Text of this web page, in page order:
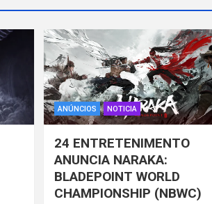
ANÚNCIOS NOTICIA
24 ENTRETENIMENTO
ANUNCIA NARAKA:
BLADEPOINT WORLD
CHAMPIONSHIP (NBWC)